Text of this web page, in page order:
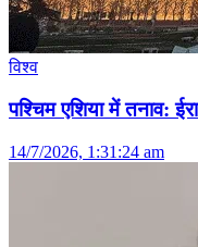
विश्व
पश्चिम एशिया में तनाव:
14/7/2026, 1:31:24 am